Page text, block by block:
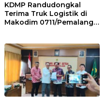
KDMP Randudongkal
Terima Truk Logistik di
Makodim 0711/Pemalang